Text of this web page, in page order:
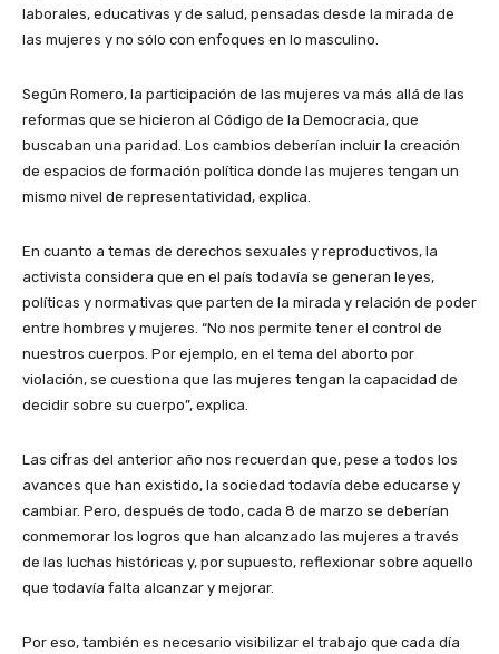
laborales, educativas y de salud, pensadas desde la mirada de
las mujeres y no sólo con enfoques en lo masculino.
Según Romero, la participación de las mujeres va más allá de las
reformas que se hicieron al Código de la Democracia, que
buscaban una paridad. Los cambios deberían incluir la creación
de espacios de formación política donde las mujeres tengan un
mismo nivel de representatividad, explica.
En cuanto a temas de derechos sexuales y reproductivos, la
activista considera que en el país todavía se generan leyes,
políticas y normativas que parten de la mirada y relación de poder
entre hombres y mujeres. “No nos permite tener el control de
nuestros cuerpos. Por ejemplo, en el tema del aborto por
violación, se cuestiona que las mujeres tengan la capacidad de
decidir sobre su cuerpo”, explica.
Las cifras del anterior año nos recuerdan que, pese a todos los
avances que han existido, la sociedad todavía debe educarse y
cambiar. Pero, después de todo, cada 8 de marzo se deberían
conmemorar los logros que han alcanzado las mujeres a través
de las luchas históricas y, por supuesto, reflexionar sobre aquello
que todavía falta alcanzar y mejorar.
Por eso, también es necesario visibilizar el trabajo que cada día